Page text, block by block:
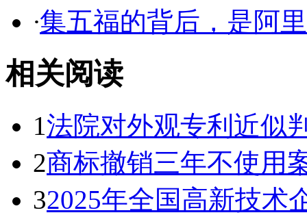
·集五福的背后，是阿
相关阅读
1法院对外观专利近似
2商标撤销三年不使用
32025年全国高新技术